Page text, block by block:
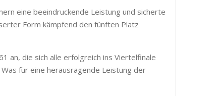
eine beeindruckende Leistung und sicherte
Form kämpfend den fünften Platz
an, die sich alle erfolgreich ins Viertelfinale
für eine herausragende Leistung der